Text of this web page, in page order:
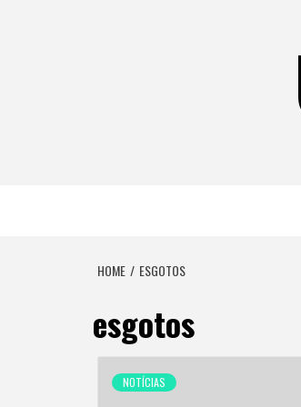
HOME ESGOTOS
esgotos
NOTÍCIAS